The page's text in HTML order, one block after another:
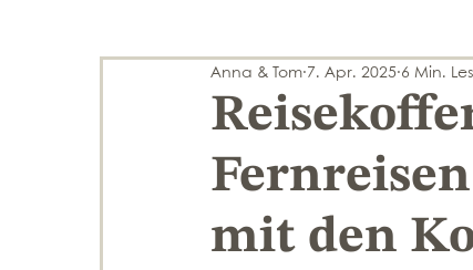
Reiseziele Reiseplanung & Tipps
mit den
Anna & Tom 7. Apr. 2025 6 Min.